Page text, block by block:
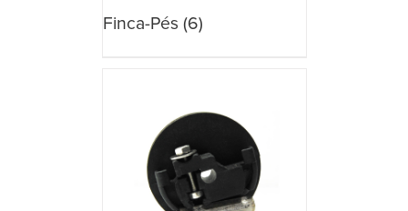
Finca-Pés (6)